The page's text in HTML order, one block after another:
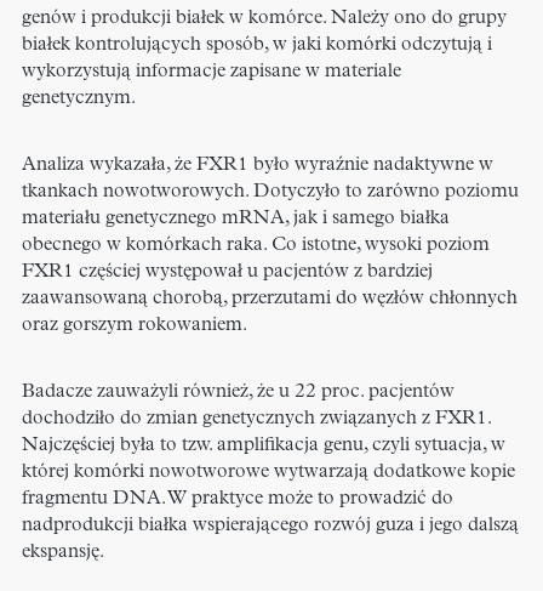
genów i produkcji białek w komórce. Należy ono do grupy
białek kontrolujących sposób, w jaki komórki odczytują i
wykorzystują informacje zapisane w materiale
genetycznym.
Analiza wykazała, że FXR1 było wyraźnie nadaktywne w
tkankach nowotworowych. Dotyczyło to zarówno poziomu
materiału genetycznego mRNA, jak i samego białka
obecnego w komórkach raka. Co istotne, wysoki poziom
FXR1 częściej występował u pacjentów z bardziej
zaawansowaną chorobą, przerzutami do węzłów chłonnych
oraz gorszym rokowaniem.
Badacze zauważyli również, że u 22 proc. pacjentów
dochodziło do zmian genetycznych związanych z FXR1.
Najczęściej była to tzw. amplifikacja genu, czyli sytuacja, w
której komórki nowotworowe wytwarzają dodatkowe kopie
fragmentu DNA. W praktyce może to prowadzić do
nadprodukcji białka wspierającego rozwój guza i jego dalszą
ekspansję.